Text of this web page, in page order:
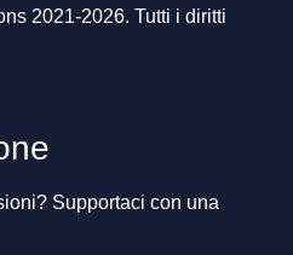
2021-2026. Tutti i diritti
Supportaci con una